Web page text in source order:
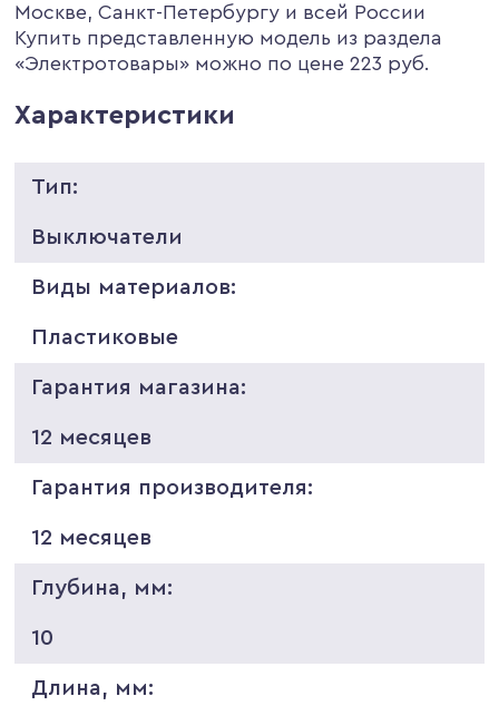
Москве, Санкт-Петербургу и всей России
Купить представленную модель из раздела
«Электротовары» можно по цене 223 руб.
Характеристики
Тип:
Выключатели
Виды материалов:
Пластиковые
Гарантия магазина:
12 месяцев
Гарантия производителя:
12 месяцев
Глубина, мм:
10
Длина, мм: